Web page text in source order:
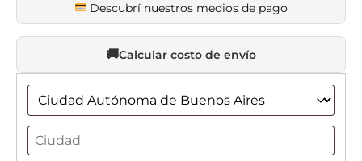
Descubrí nuestros medios de pago
Calcular costo de envío